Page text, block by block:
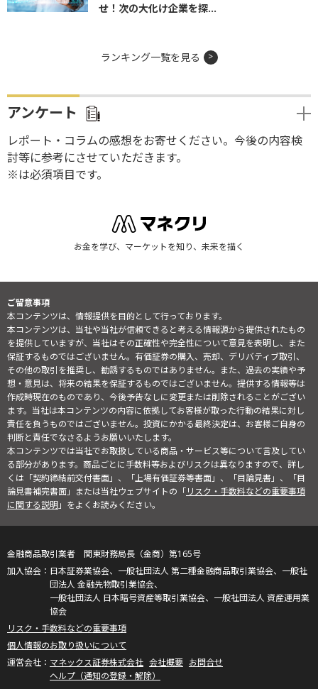
せ！次の大化け企業を探...
ランキング一覧を見る
アンケート
レポート・コラムの感想をお寄せください。今後の内容検
討等に参考にさせていただきます。
※は必須項目です。
お金を学び、マーケットを知り、未来を描く
ご留意事項
本コンテンツは、情報提供を目的として行っております。
本コンテンツは、当社や当社が信頼できると考える情報源から提供されたもの
を提供していますが、当社はその正確性や完全性について意見を表明し、また
保証するものではございません。有価証券の購入、売却、デリバティブ取引、
その他の取引を推奨し、勧誘するものではありません。また、過去の実績や予
想・意見は、将来の結果を保証するものではございません。提供する情報等は
作成時現在のものであり、今後予告なしに変更または削除されることがござい
ます。当社は本コンテンツの内容に依拠してお客様が取った行動の結果に対し
責任を負うものではございません。投資にかかる最終決定は、お客様ご自身の
判断と責任でなさるようお願いいたします。
本コンテンツでは当社でお取扱している商品・サービス等について言及してい
る部分があります。商品ごとに手数料等およびリスクは異なりますので、詳し
くは「契約締結前交付書面」、「上場有価証券等書面」、「目論見書」、「目
論見書補完書面」または当社ウェブサイトの「リスク・手数料などの重要事項
に関する説明」をよくお読みください。
金融商品取引業者 関東財務局長（金商）第165号
日本証券業協会、一般社団法人 第二種金融商品取引業協会、一般社
団法人 金融先物取引業協会、
一般社団法人 日本暗号資産等取引業協会、一般社団法人 資産運用業
協会
リスク・手数料などの重要事項
個人情報のお取り扱いについて
マネックス証券株式会社 会社概要 お問合せ
ヘルプ（通知の登録・解除）